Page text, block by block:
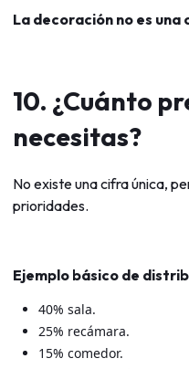
La decoración no es
10. ¿Cuánto
necesitas?
No existe una cifra única,
prioridades.
Ejemplo básico de
40% sala.
25% recámara.
15% comedor.